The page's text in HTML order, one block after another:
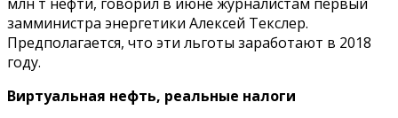
замминистра энергетики Алексей Текслер.
Предполагается, что эти льготы заработают в 2018
году.
Виртуальная нефть, реальные налоги